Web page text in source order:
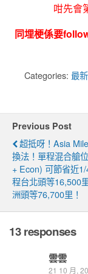
咁先會
同埋梗係要
Categories: 最
Previous Post
超抵呀！Asia
換法！單程混合艙
+ Econ) 可節省近
程台北頭等16,500
洲頭等76,700里！
13 responses
雲雲
21 10 月,